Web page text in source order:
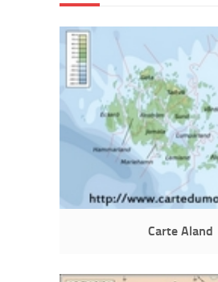
Carte Aland